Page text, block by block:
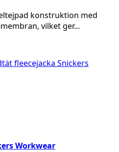
konstruktion med
vilket ger...
Workwear